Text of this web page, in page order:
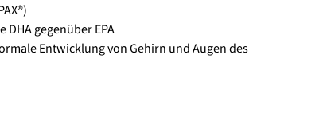
gegenüber EPA
Entwicklung von Gehirn und Augen des